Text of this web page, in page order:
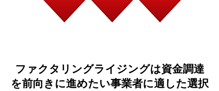
ファクタリングライジングは資金調達
を前向きに進めたい事業者に適した選択